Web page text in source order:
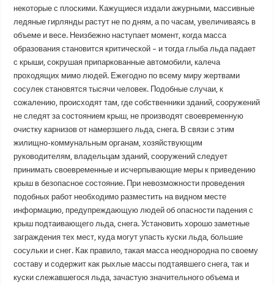
некоторые с плоскими. Кажущиеся издали ажурными, массивные
ледяные гирлянды растут не по дням, а по часам, увеличиваясь в
объеме и весе. Неизбежно наступает момент, когда масса
образования становится критической – и тогда глыба льда падает
с крыши, сокрушая припаркованные автомобили, калеча
проходящих мимо людей. Ежегодно по всему миру жертвами
сосулек становятся тысячи человек. Подобные случаи, к
сожалению, происходят там, где собственники зданий, сооружений
не следят за состоянием крыш, не производят своевременную
очистку карнизов от намерзшего льда, снега. В связи с этим
жилищно-коммунальным органам, хозяйствующим
руководителям, владельцам зданий, сооружений следует
принимать своевременные и исчерпывающие меры к приведению
крыш в безопасное состояние. При невозможности проведения
подобных работ необходимо разместить на видном месте
информацию, предупреждающую людей об опасности падения с
крыш подтаивающего льда, снега. Установить хорошо заметные
заграждения тех мест, куда могут упасть куски льда, большие
сосульки и снег. Как правило, такая масса неоднородна по своему
составу и содержит как рыхлые массы подтаявшего снега, так и
куски слежавшегося льда, зачастую значительного объема и